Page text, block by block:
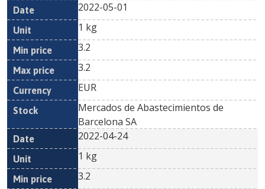
2022-05-01
1 kg
3.2
3.2
EUR
Mercados de Abastecimientos de
Barcelona SA
2022-04-24
1 kg
3.2